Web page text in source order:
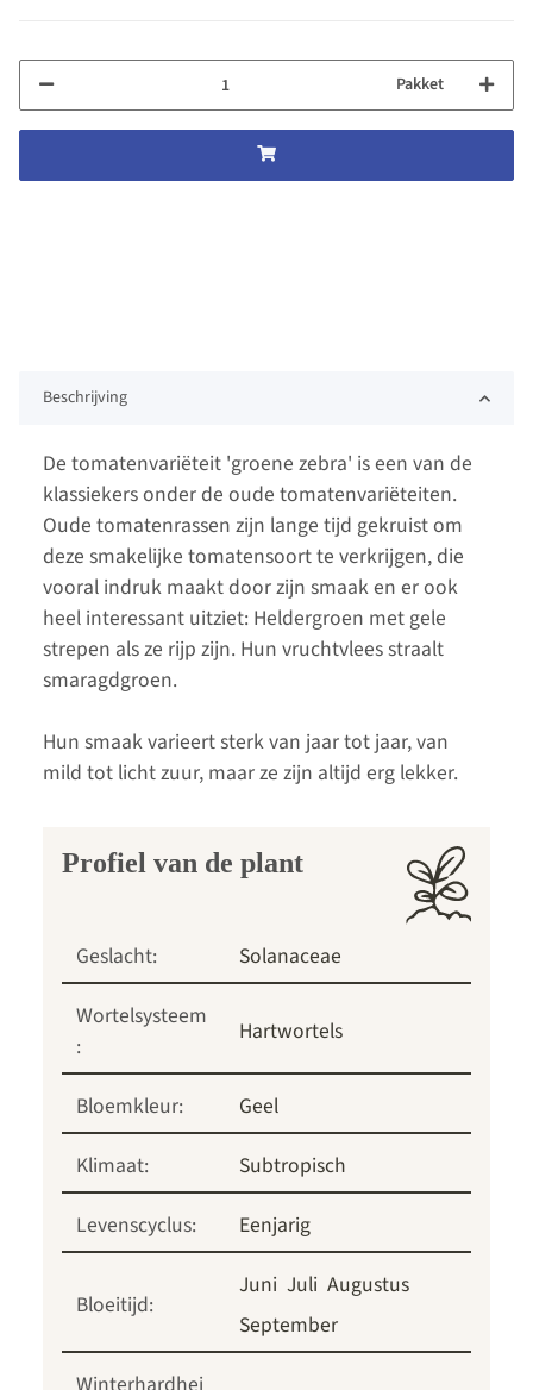
Pakket
Beschrijving
De tomatenvariëteit 'groene zebra' is een van de
klassiekers onder de oude tomatenvariëteiten.
Oude tomatenrassen zijn lange tijd gekruist om
deze smakelijke tomatensoort te verkrijgen, die
vooral indruk maakt door zijn smaak en er ook
heel interessant uitziet: Heldergroen met gele
strepen als ze rijp zijn. Hun vruchtvlees straalt
smaragdgroen.
Hun smaak varieert sterk van jaar tot jaar, van
mild tot licht zuur, maar ze zijn altijd erg lekker.
Profiel van de plant
Geslacht:
Solanaceae
Wortelsysteem
:
Hartwortels
Bloemkleur:
Geel
Klimaat:
Subtropisch
Levenscyclus:
Eenjarig
Bloeitijd:
Juni Juli Augustus
September